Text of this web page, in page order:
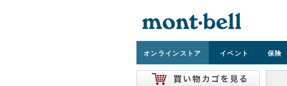
オンラインストア イベント 保険